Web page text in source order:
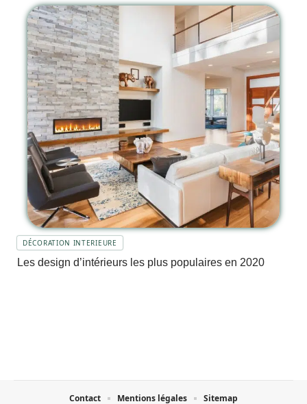
DÉCORATION INTERIEURE
Les design d’intérieurs les plus populaires en 2020
Contact Mentions légales Sitemap